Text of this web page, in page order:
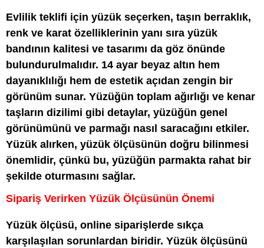
Evlilik teklifi için yüzük seçerken, taşın berraklık,
renk ve karat özelliklerinin yanı sıra yüzük
bandının kalitesi ve tasarımı da göz önünde
bulundurulmalıdır. 14 ayar beyaz altın hem
dayanıklılığı hem de estetik açıdan zengin bir
görünüm sunar. Yüzüğün toplam ağırlığı ve kenar
taşların dizilimi gibi detaylar, yüzüğün genel
görünümünü ve parmağı nasıl saracağını etkiler.
Yüzük alırken, yüzük ölçüsünün doğru bilinmesi
önemlidir, çünkü bu, yüzüğün parmakta rahat bir
şekilde oturmasını sağlar.
Sipariş Verirken Yüzük Ölçüsünün Önemi
Yüzük ölçüsü, online siparişlerde sıkça
karşılaşılan sorunlardan biridir. Yüzük ölçüsünü